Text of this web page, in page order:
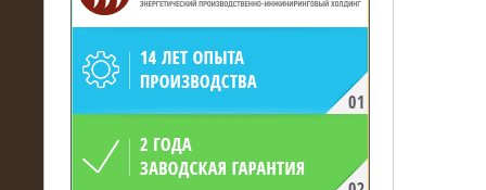
произведён высоковольтный
нагрузочный комплекс 24 МВт с
напряжением 6/10 кВ